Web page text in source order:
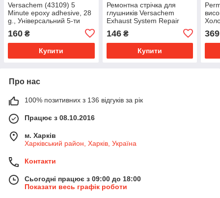
Versachem (43109) 5
Minute epoxy adhesive, 28
g., Універсальний 5-ти
хвилинний клей, прозорий
160 ₴
Купити
Ремонтна стрічка для
глушників Versachem
Exhaust System Repair
146₴
Купити
369
Про нас
100% позитивних з 136 відгуків за рік
Працює з 08.10.2016
м. Харків
Харківський район, Харків, Україна
Контакти
Сьогодні працює з 09:00 до 18:00
Показати весь графік роботи